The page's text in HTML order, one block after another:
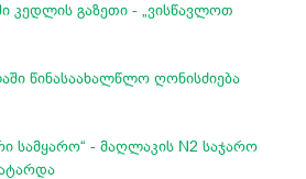
კედლის გაზეთი - „ვისწავლოთ
წინასაახალწლო ღონისძიება
სამყარო“ - მაღლაკის N2 საჯარო